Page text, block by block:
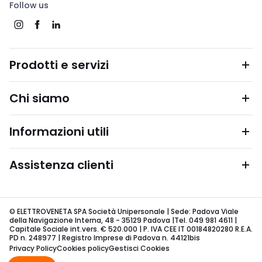
Follow us
Prodotti e servizi
Chi siamo
Informazioni utili
Assistenza clienti
© ELETTROVENETA SPA Società Unipersonale | Sede: Padova Viale
della Navigazione Interna, 48 - 35129 Padova |Tel. 049 981 4611 |
Capitale Sociale int.vers. € 520.000 | P. IVA CEE IT 00184820280 R.E.A.
PD n. 248977 | Registro Imprese di Padova n. 44121bis
Privacy PolicyCookies policyGestisci Cookies